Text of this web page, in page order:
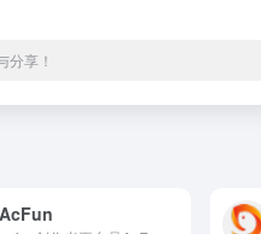
分享！
AcFun